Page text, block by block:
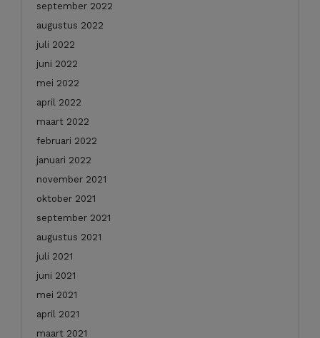
september 2022
augustus 2022
juli 2022
juni 2022
mei 2022
april 2022
maart 2022
februari 2022
januari 2022
november 2021
oktober 2021
september 2021
augustus 2021
juli 2021
juni 2021
mei 2021
april 2021
maart 2021